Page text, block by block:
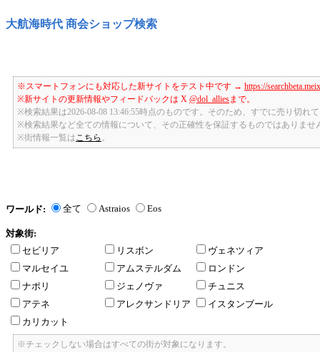
大航海時代 商会ショップ検索
※スマートフォンにも対応した新サイトをテスト中です → https://
※新サイトの更新情報やフィードバックは X @dol_alliesまで。
※検索結果は2026-08-08 13:46:55時点のものです。そのため、すでに売り切れ
※検索結果など全ての情報について、その正確性を保証するものではありませ
※街情報一覧は こちら
ワールド: 全て Astraios Eos
対象街:
セビリア
リスボン
ヴェネツィア
マルセイユ
アムステルダム
ロンドン
ナポリ
ジェノヴァ
チュニス
アテネ
アレクサンドリア
イスタンブール
カリカット
※チェックしない場合はすべての街が対象になります。